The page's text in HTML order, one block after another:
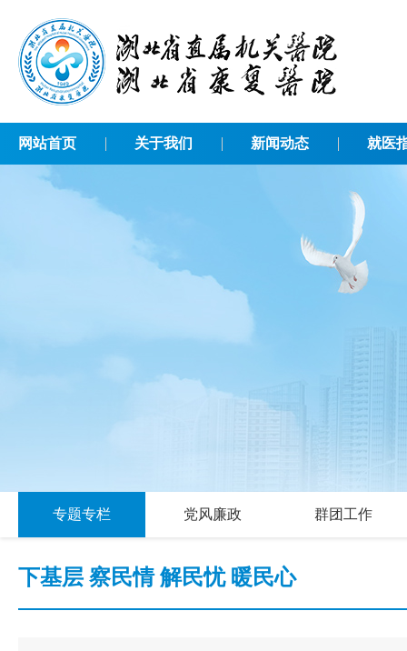
网站首页 关于我们 新闻动态 就医
专题专栏 党风廉政 群团工作
下基层 察民情 解民忧 暖民心